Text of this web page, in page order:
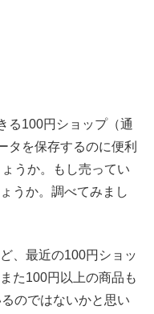
る100円ショップ（通
タを保存するのに便利
うか。もし売ってい
うか。調べてみまし
、最近の100円ショッ
た100円以上の商品も
のではないかと思い